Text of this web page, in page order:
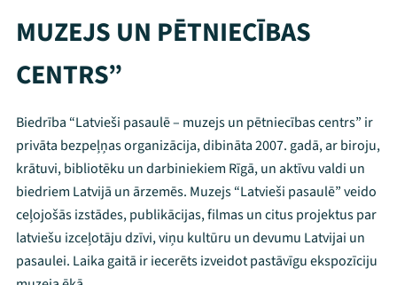
Mana programma
MUZEJS UN PĒTNIECĪBAS
CENTRS”
Biedrība “Latvieši pasaulē – muzejs un pētniecības centrs” ir
privāta bezpeļņas organizācija, dibināta 2007. gadā, ar biroju,
krātuvi, bibliotēku un darbiniekiem Rīgā, un aktīvu valdi un
biedriem Latvijā un ārzemēs. Muzejs “Latvieši pasaulē” veido
ceļojošās izstādes, publikācijas, filmas un citus projektus par
latviešu izceļotāju dzīvi, viņu kultūru un devumu Latvijai un
pasaulei. Laika gaitā ir iecerēts izveidot pastāvīgu ekspozīciju